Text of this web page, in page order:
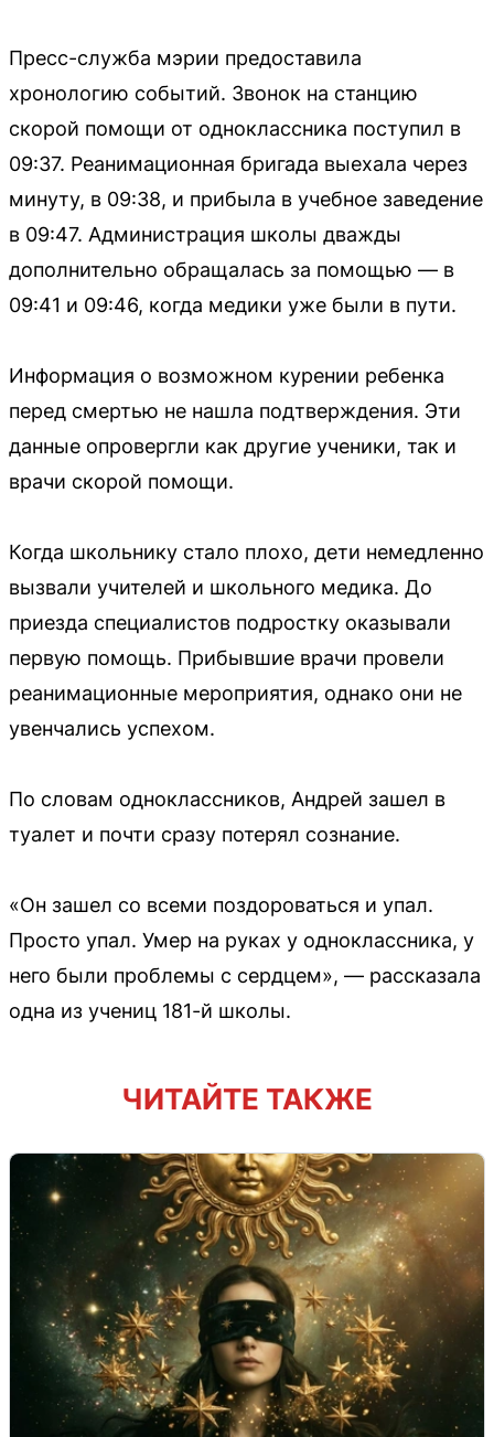
Пресс-служба мэрии предоставила
хронологию событий. Звонок на станцию
скорой помощи от одноклассника поступил в
09:37. Реанимационная бригада выехала через
минуту, в 09:38, и прибыла в учебное заведение
в 09:47. Администрация школы дважды
дополнительно обращалась за помощью — в
09:41 и 09:46, когда медики уже были в пути.
Информация о возможном курении ребенка
перед смертью не нашла подтверждения. Эти
данные опровергли как другие ученики, так и
врачи скорой помощи.
Когда школьнику стало плохо, дети немедленно
вызвали учителей и школьного медика. До
приезда специалистов подростку оказывали
первую помощь. Прибывшие врачи провели
реанимационные мероприятия, однако они не
увенчались успехом.
По словам одноклассников, Андрей зашел в
туалет и почти сразу потерял сознание.
«Он зашел со всеми поздороваться и упал.
Просто упал. Умер на руках у одноклассника, у
него были проблемы с сердцем», — рассказала
одна из учениц 181-й школы.
ЧИТАЙТЕ ТАКЖЕ